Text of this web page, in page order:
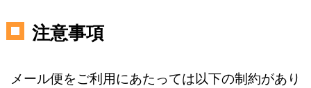
注意事項
メール便をご利用にあたっては以下の制約があり